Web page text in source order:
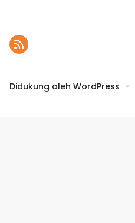
Didukung oleh WordPress -